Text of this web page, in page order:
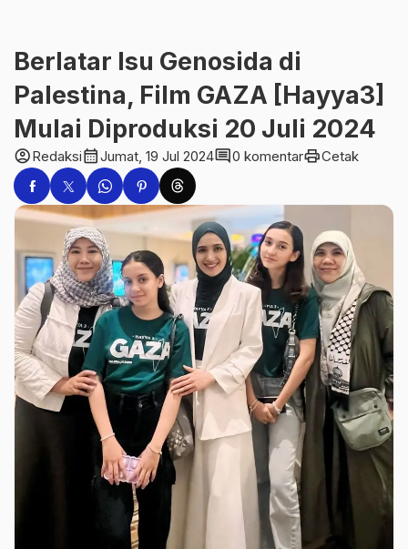
Berlatar Isu Genosida di
Palestina, Film GAZA [Hayya3]
Mulai Diproduksi 20 Juli 2024
account_circleRedaksicalendar_monthJumat, 19 Jul 2024comment0 komentarprintCetak